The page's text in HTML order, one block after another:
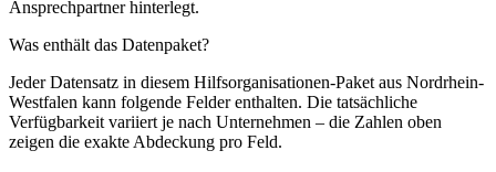
Ansprechpartner hinterlegt.
Was enthält das Datenpaket?
Jeder Datensatz in diesem Hilfsorganisationen-Paket aus Nordrhein-
Westfalen kann folgende Felder enthalten. Die tatsächliche
Verfügbarkeit variiert je nach Unternehmen – die Zahlen oben
zeigen die exakte Abdeckung pro Feld.